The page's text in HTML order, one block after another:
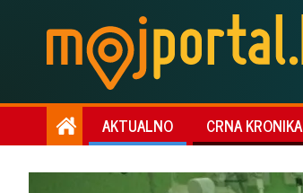
AKTUALNO CRNA KRONIKA